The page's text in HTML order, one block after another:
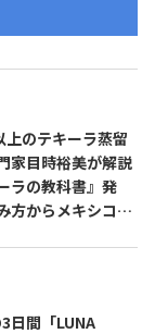
のテキーラ蒸留
家目時裕美が解説
ラの教科書』発
からメキシコ文
日間「LUNA